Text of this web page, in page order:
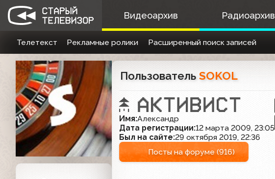
Видеоархив Радиоархив
Телетекст Рекламные ролики Расширенный поиск записей
Пользователь SOKOL
Имя:Александр
Дата регистрации:12 марта 2009, 23:05
Был на сайте:29 октября 2019, 22:36
Посты на форуме (916)